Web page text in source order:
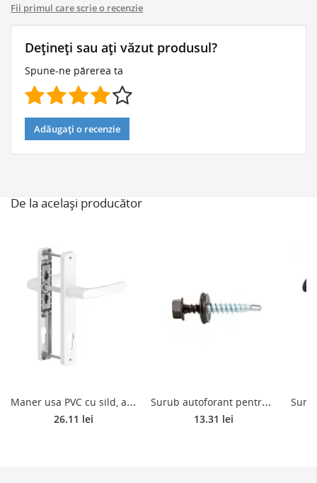
Fii primul care scrie o recenzie
Dețineți sau ați văzut produsul?
Spune-ne părerea ta
Adăugați o recenzie
De la același producător
M
aner usa PVC cu sild, aluminiu, alb RAL 9016, 85 mm
26.11 lei
S
urub autoforant pentru tigla metalica, maro RAL 8017, 4.8 x 35 mm, 50 bucati
13.31 lei